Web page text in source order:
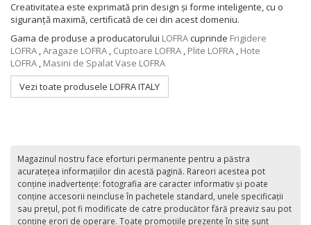
Creativitatea este exprimată prin design și forme inteligente, cu o
siguranță maximă, certificată de cei din acest domeniu.
Gama de produse a producatorului LOFRAcuprinde Frigidere
LOFRA ,Aragaze LOFRA , Cuptoare LOFRA , Plite LOFRA , Hote
LOFRA , Masini de Spalat Vase LOFRA
Vezi toate produsele LOFRA ITALY
Magazinul nostru face eforturi permanente pentru a păstra
acurateţea informaţiilor din acestă pagină. Rareori acestea pot
conţine inadvertenţe: fotografia are caracter informativ şi poate
conţine accesorii neincluse în pachetele standard, unele specificaţii
sau preţul, pot fi modificate de catre producător fără preaviz sau pot
conţine erori de operare. Toate promoţiile prezente în site sunt